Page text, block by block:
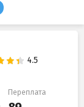
Переплата